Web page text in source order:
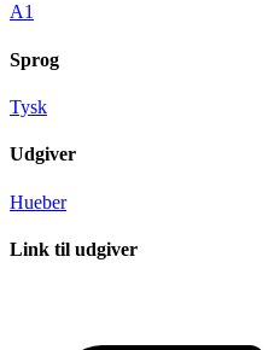
A1
Sprog
Tysk
Udgiver
Hueber
Link til udgiver